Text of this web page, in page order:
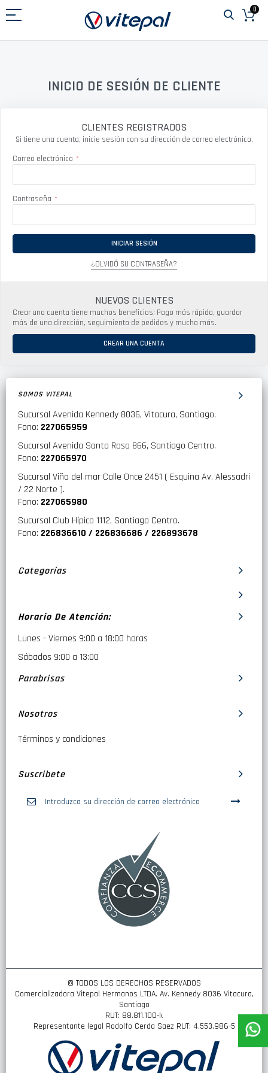
al
0
INICIO DE SESIÓN DE CLIENTE
CLIENTES REGISTRADOS
Si tiene una cuenta, inicie sesión con su dirección de correo electrónico.
Correo electrónico
Contraseña
INICIAR SESIÓN
¿OLVIDÓ SU CONTRASEÑA?
NUEVOS CLIENTES
Crear una cuenta tiene muchos beneficios: Pago más rápido, guardar
más de una dirección, seguimiento de pedidos y mucho más.
CREAR UNA CUENTA
SOMOS VITEPAL
Sucursal Avenida Kennedy 8036, Vitacura, Santiago.
Fono: 227065959
Sucursal Avenida Santa Rosa 866, Santiago Centro.
Fono: 227065970
Sucursal Viña del mar Calle Once 2451 ( Esquina Av. Alessadri
/ 22 Norte ).
Fono: 227065980
Sucursal Club Hípico 1112, Santiago Centro.
Fono: 226836610 / 226836686 / 226893678
Categorías
Horario De Atención:
Lunes - Viernes 9:00 a 18:00 horas
Sábados 9:00 a 13:00
Parabrisas
Nosotros
Términos y condiciones
Suscribete
© TODOS LOS DERECHOS RESERVADOS
Comercializadora Vitepal Hermanos LTDA. Av. Kennedy 8036 Vitacura,
Santiago
RUT: 88.811.100-k
Representante legal Rodolfo Cerda Saez RUT: 4.553.986-5